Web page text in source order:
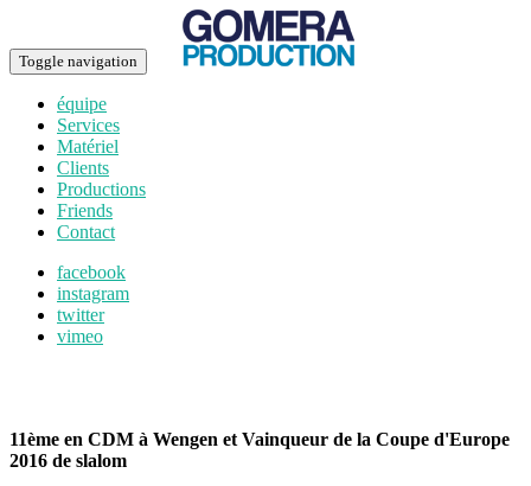
Toggle navigation
équipe
Services
Matériel
Clients
Productions
Friends
Contact
facebook
instagram
twitter
vimeo
11ème en CDM à Wengen et Vainqueur de la Coupe d'Europe
2016 de slalom